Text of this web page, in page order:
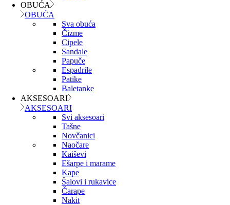
OBUĆA
OBUĆA
Sva obuća
Čizme
Cipele
Sandale
Papuče
Espadrile
Patike
Baletanke
AKSESOARI
AKSESOARI
Svi aksesoari
Tašne
Novčanici
Naočare
Kaiševi
Ešarpe i marame
Kape
Šalovi i rukavice
Čarape
Nakit